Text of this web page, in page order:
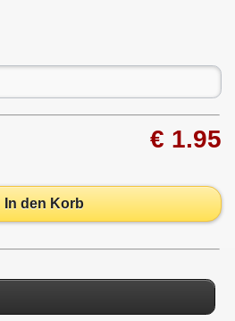
€ 1.95
In den Korb